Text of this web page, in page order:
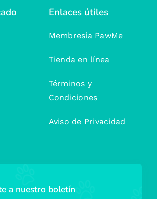
Enlaces útiles
Membresía PawMe
Tienda en línea
Términos y
Condiciones
Aviso de Privacidad
a nuestro boletín